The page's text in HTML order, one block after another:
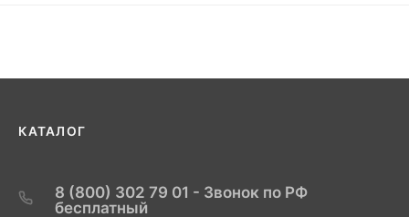
КАТАЛОГ
8 (800) 302 79 01 - Звонок по РФ
бесплатный